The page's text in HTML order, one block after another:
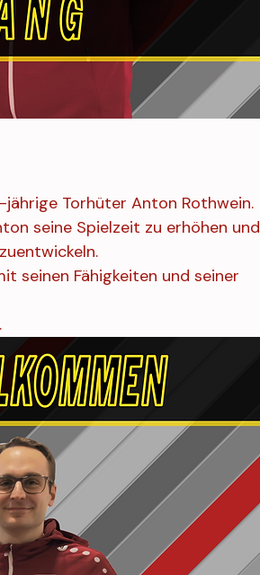
Torhüter Anton Rothwein.
seine Spielzeit zu erhöhen und
seinen Fähigkeiten und seiner